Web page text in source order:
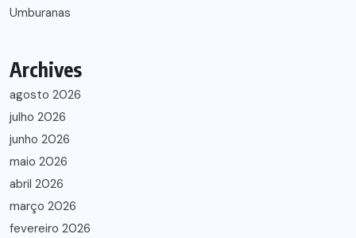
Umburanas
Archives
agosto 2026
julho 2026
junho 2026
maio 2026
abril 2026
março 2026
fevereiro 2026